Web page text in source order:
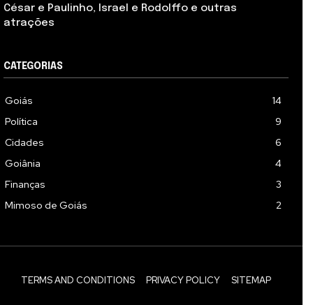
César e Paulinho, Israel e Rodolffo e outras
atrações
CATEGORIAS
Goiás
14
Política
9
Cidades
6
Goiânia
4
Finanças
3
Mimoso de Goiás
2
TERMS AND CONDITIONS PRIVACY POLICY SITEMAP